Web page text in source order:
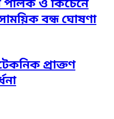
পালক ও কিচেনে
বন্ধ ঘোষণা
প্রাক্তণ